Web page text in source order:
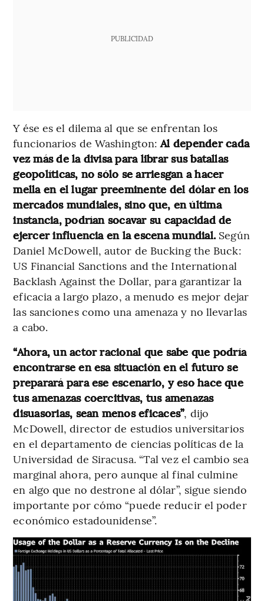
PUBLICIDAD
Y ése es el dilema al que se enfrentan los
funcionarios de Washington:Al depender cada
vez más de la divisa para librar sus batallas
geopolíticas, no sólo se arriesgan a hacer
mella en el lugar preeminente del dólar en los
mercados mundiales, sino que, en última
instancia, podrían socavar su capacidad de
ejercer influencia en la escena mundial. Según
Daniel McDowell, autor de Bucking the Buck:
US Financial Sanctions and the International
Backlash Against the Dollar, para garantizar la
eficacia a largo plazo, a menudo es mejor dejar
las sanciones como una amenaza y no llevarlas
a cabo.
“Ahora, un actor racional que sabe que podría
encontrarse en esa situación en el futuro se
preparará para ese escenario, y eso hace que
tus amenazas coercitivas, tus amenazas
disuasorias, sean menos eficaces”, dijo
McDowell, director de estudios universitarios
en el departamento de ciencias políticas de la
Universidad de Siracusa. “Tal vez el cambio sea
marginal ahora, pero aunque al final culmine
en algo que no destrone al dólar”, sigue siendo
importante por cómo “puede reducir el poder
económico estadounidense”.